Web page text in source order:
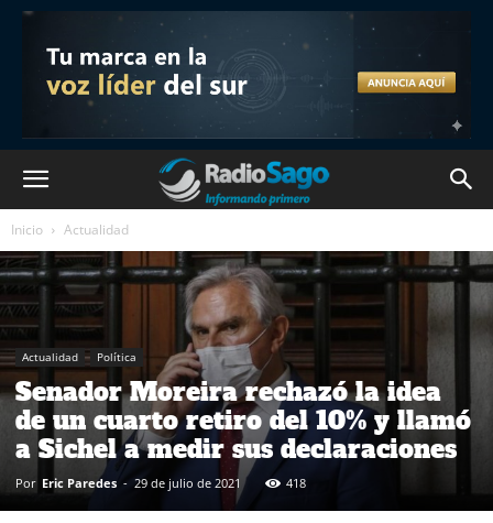
Inicio Actualidad
Actualidad Política
Senador Moreira rechazó la idea
de un cuarto retiro del 10% y llamó
a Sichel a medir sus declaraciones
Por Eric Paredes - 29 de julio de 2021 418